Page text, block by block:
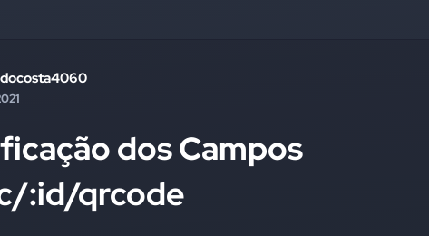
dos Campos
:id/qrcode